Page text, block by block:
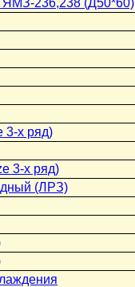
ЯМЗ-236,238 (Д50*60)
3-х ряд)
3-х ряд)
(ЛРЗ)